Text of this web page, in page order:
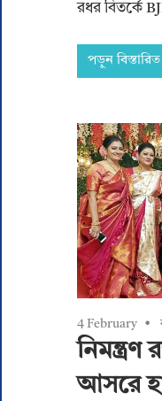
রধর বিতর্কে‌
পড়ুন বিস্তারিত
4 February
নিমন্ত্রণ
আসরে